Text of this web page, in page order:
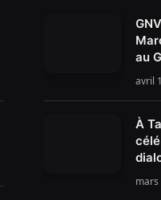
au
avril
À
mars